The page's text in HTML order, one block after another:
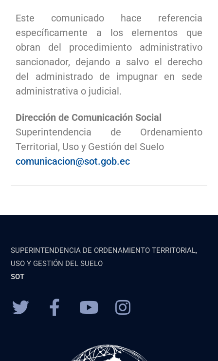
Este comunicado hace referencia
específicamente a los elementos que
obran del procedimiento administrativo
sancionador, dejando a salvo el derecho
del administrado de impugnar en sede
administrativa o judicial.
Dirección de Comunicación Social
Superintendencia de Ordenamiento
Territorial, Uso y Gestión del Suelo
comunicacion@sot.gob.ec
SUPERINTENDENCIA DE ORDENAMIENTO TERRITORIAL,
USO Y GESTIÓN DEL SUELO
SOT